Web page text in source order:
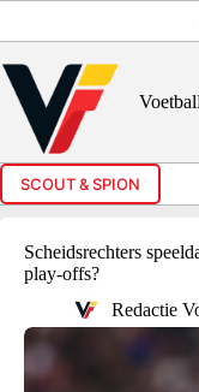
inhoud
SCOUT & SPION
Scheidsrechters
play-offs?
Redactie